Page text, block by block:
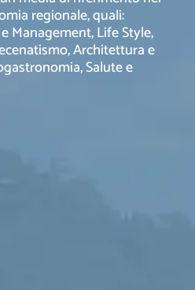
regionale, quali:
Management, Life Style,
Architettura e
Salute e